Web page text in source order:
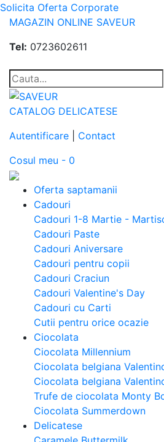
Solicita Oferta Corporate
MAGAZIN ONLINE SAVEUR
Tel: 0723602611
CATALOG DELICATESE
Autentificare
Contact
Cosul meu - 0
Oferta saptamanii
Cadouri
Cadouri 1-8 Martie -
Cadouri Paste
Cadouri Aniversare
Cadouri pentru copii
Cadouri Craciun
Cadouri Valentine's Day
Cadouri cu Carti
Cutii pentru orice ocazie
Ciocolata
Ciocolata Millennium
Ciocolata belgiana
Ciocolata belgiana
Trufe de ciocolata Monty
Ciocolata Summerdown
Delicatese